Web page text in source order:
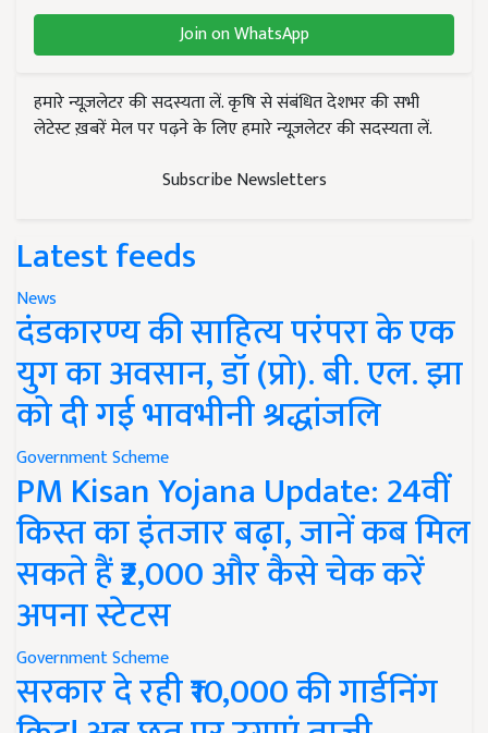
Join on WhatsApp
हमारे न्यूज़लेटर की सदस्यता लें. कृषि से संबंधित देशभर की सभी
लेटेस्ट ख़बरें मेल पर पढ़ने के लिए हमारे न्यूज़लेटर की सदस्यता लें.
Subscribe Newsletters
Latest feeds
News
दंडकारण्य की साहित्य परंपरा के एक
युग का अवसान, डॉ (प्रो). बी. एल. झा
को दी गई भावभीनी श्रद्धांजलि
Government Scheme
PM Kisan Yojana Update: 24वीं
किस्त का इंतजार बढ़ा, जानें कब मिल
सकते हैं ₹2,000 और कैसे चेक करें
अपना स्टेटस
Government Scheme
सरकार दे रही ₹10,000 की गार्डनिंग